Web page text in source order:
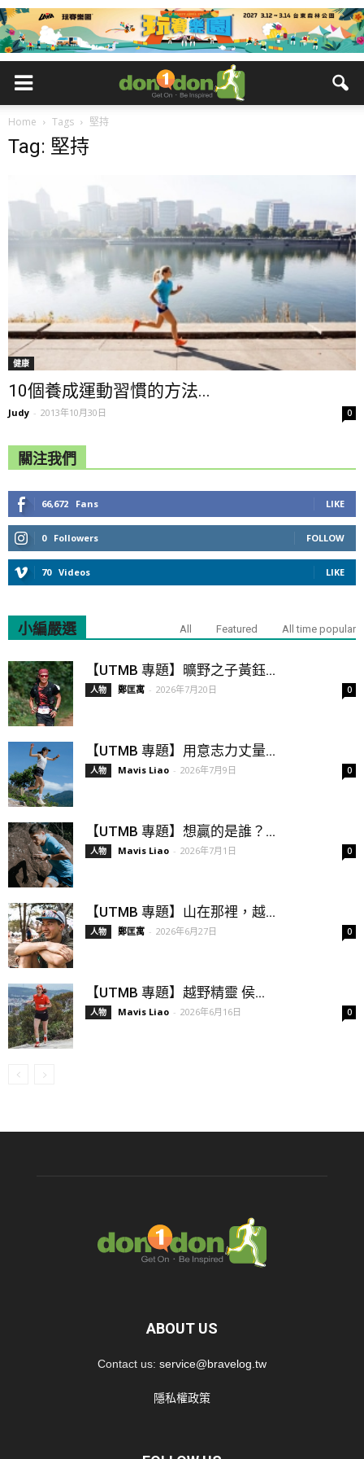
Home Tags 堅持
Tag: 堅持
健康
10個養成運動習慣的方法...
Judy - 2013年10月30日 0
關注我們
66,672 Fans LIKE
0 Followers FOLLOW
70 Videos LIKE
小編嚴選 All Featured All time popular
【UTMB 專題】曠野之子黃鈺...
人物 鄭匡寓 - 2026年7月20日 0
【UTMB 專題】用意志力丈量...
人物 Mavis Liao - 2026年7月9日 0
【UTMB 專題】想贏的是誰？...
人物 Mavis Liao - 2026年7月1日 0
【UTMB 專題】山在那裡，越...
人物 鄭匡寓 - 2026年6月27日 0
【UTMB 專題】越野精靈 侯...
人物 Mavis Liao - 2026年6月16日 0
ABOUT US
Contact us: service@bravelog.tw
隱私權政策